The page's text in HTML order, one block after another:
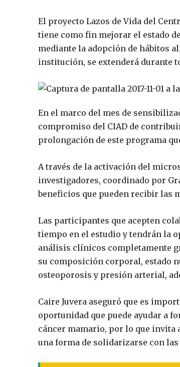
El proyecto Lazos de Vida del
tiene como fin mejorar el estado
mediante la adopción de hábitos
institución, se extenderá durante
En el marco del mes de
compromiso del CIAD de
prolongación de este programa
A través de la activación del
investigadores, coordinado por
beneficios que pueden recibir las
Las participantes que acepten
tiempo en el estudio y tendrán la
análisis clínicos completamente
su composición corporal, estado
osteoporosis y presión arterial,
Caire Juvera aseguró que es
oportunidad que puede ayudar a
cáncer mamario, por lo que
una forma de solidarizarse con